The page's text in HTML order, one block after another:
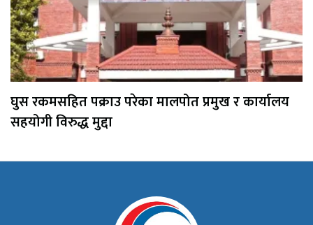
घुस रकमसहित पक्राउ परेका मालपोत प्रमुख र कार्यालय
सहयोगी विरुद्ध मुद्दा